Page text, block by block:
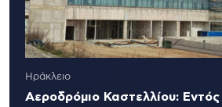
Ηράκλειο
Αεροδρόμιο Καστελλίου: